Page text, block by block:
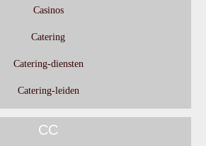
Casinos
Catering
Catering-diensten
Catering-leiden
CC